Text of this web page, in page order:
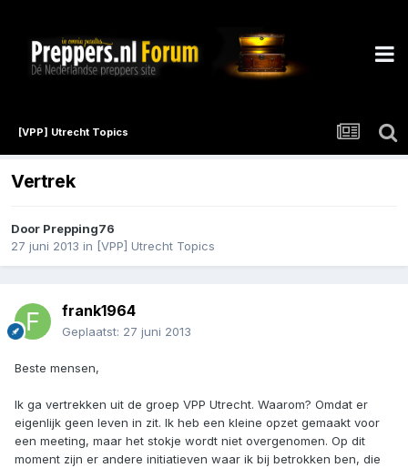
[VPP] Utrecht Topics
Vertrek
Door Prepping76
27 juni 2013 in [VPP] Utrecht Topics
frank1964
Geplaatst: 27 juni 2013
Beste mensen,
Ik ga vertrekken uit de groep VPP Utrecht. Waarom? Omdat er
eigenlijk geen leven in zit. Ik heb een kleine opzet gemaakt voor
een meeting, maar het stokje wordt niet overgenomen. Op dit
moment zijn er andere initiatieven waar ik bij betrokken ben, die